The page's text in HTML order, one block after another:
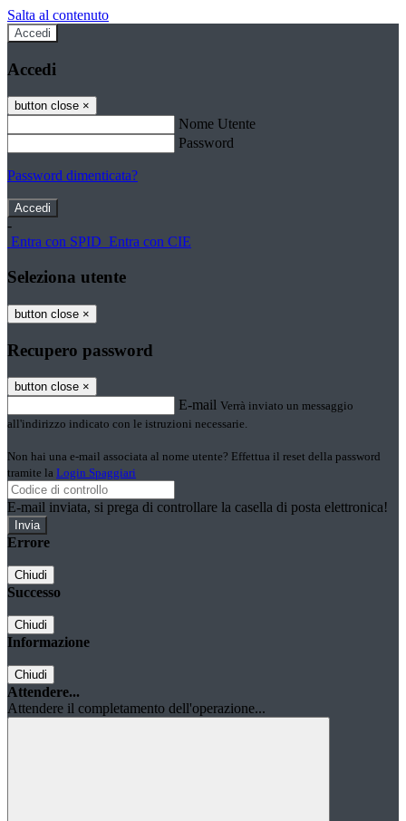
Salta al contenuto
Accedi
Accedi
button close ×
Nome Utente
Password
Password dimenticata?
-
Entra con SPID Entra con CIE
Seleziona utente
button close ×
Recupero password
button close ×
E-mail Verrà inviato un messaggio
all'indirizzo indicato con le istruzioni necessarie.
Non hai una e-mail associata al nome utente? Effettua il reset della password
tramite la Login Spaggiari
E-mail inviata, si prega di controllare la casella di posta elettronica!
Errore
Chiudi
Successo
Chiudi
Informazione
Chiudi
Attendere...
Attendere il completamento dell'operazione...